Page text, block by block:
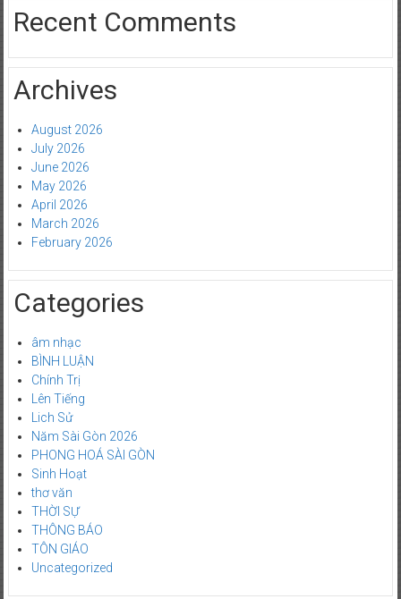
Recent Comments
Archives
August 2026
July 2026
June 2026
May 2026
April 2026
March 2026
February 2026
Categories
âm nhạc
BÌNH LUẬN
Chính Trị
Lên Tiếng
Lich Sử
Năm Sài Gòn 2026
PHONG HOÁ SÀI GÒN
Sinh Hoạt
thơ văn
THỜI SỰ
THÔNG BÁO
TÔN GIÁO
Uncategorized